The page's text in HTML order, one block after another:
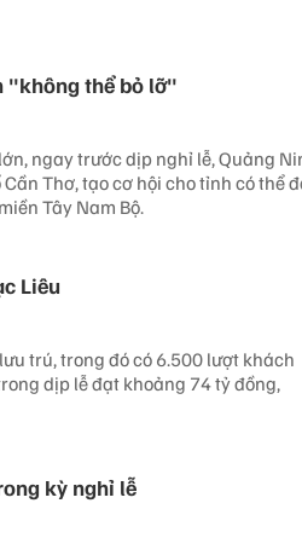
"không thể bỏ lỡ"
ngay trước dịp nghỉ lễ, Quảng
Thơ, tạo cơ hội cho tỉnh có thể
Tây Nam Bộ.
Liêu
trú, trong đó có 6.500 lượt khách
dịp lễ đạt khoảng 74 tỷ đồng,
kỳ nghỉ lễ